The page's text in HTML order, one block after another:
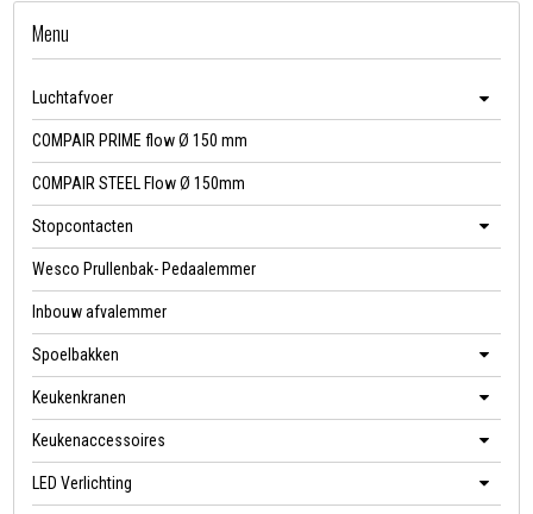
Menu
Luchtafvoer
COMPAIR PRIME flow Ø 150 mm
COMPAIR STEEL Flow Ø 150mm
Stopcontacten
Wesco Prullenbak- Pedaalemmer
Inbouw afvalemmer
Spoelbakken
Keukenkranen
Keukenaccessoires
LED Verlichting